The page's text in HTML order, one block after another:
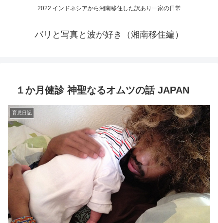
2022 インドネシアから湘南移住した訳あり一家の日常
バリと写真と波が好き（湘南移住編）
１か月健診 神聖なるオムツの話 JAPAN
育児日記